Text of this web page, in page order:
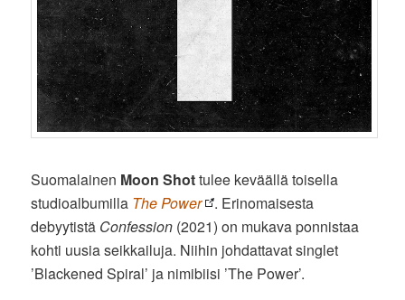
Suomalainen Moon Shottulee keväällä toisella
studioalbumilla The Power
. Erinomaisesta
debyytistä Confession (2021) on mukava ponnistaa
kohti uusia seikkailuja. Niihin johdattavat singlet
’Blackened Spiral’ ja nimibiisi ’The Power’.